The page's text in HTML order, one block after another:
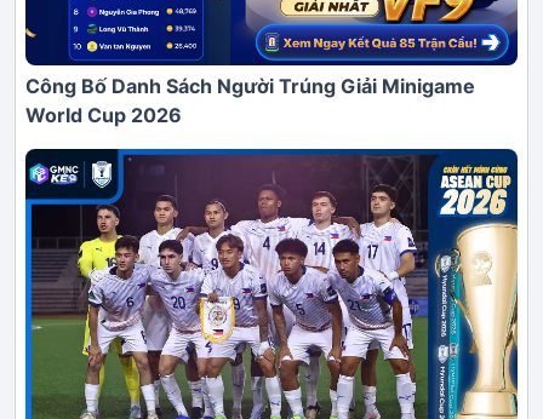
Công Bố Danh Sách Người Trúng Giải Minigame
World Cup 2026